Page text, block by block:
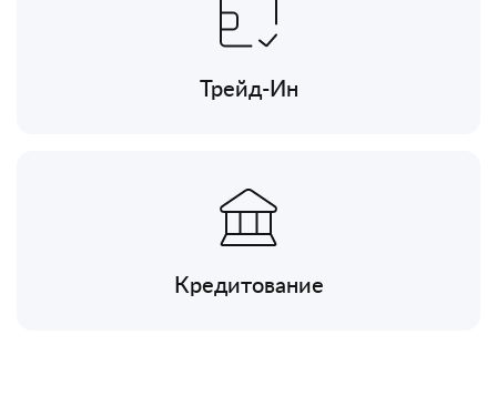
Трейд-Ин
Кредитование